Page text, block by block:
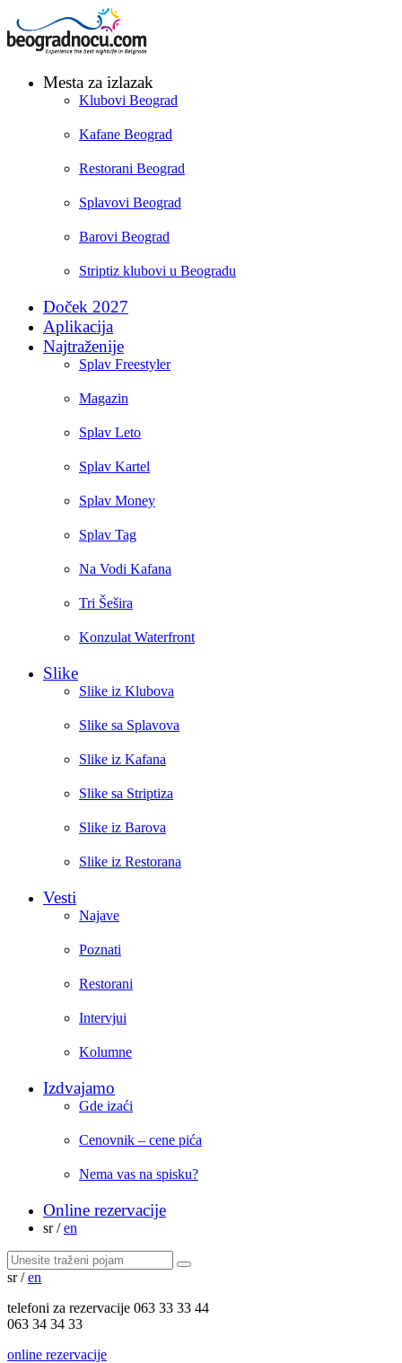
Mesta za izlazak
Klubovi Beograd
Kafane Beograd
Restorani Beograd
Splavovi Beograd
Barovi Beograd
Striptiz klubovi u Beogradu
Doček 2027
Aplikacija
Najtraženije
Splav Freestyler
Magazin
Splav Leto
Splav Kartel
Splav Money
Splav Tag
Na Vodi Kafana
Tri Šešira
Konzulat Waterfront
Slike
Slike iz Klubova
Slike sa Splavova
Slike iz Kafana
Slike sa Striptiza
Slike iz Barova
Slike iz Restorana
Vesti
Najave
Poznati
Restorani
Intervjui
Kolumne
Izdvajamo
Gde izaći
Cenovnik – cene pića
Nema vas na spisku?
Online rezervacije
sr / en
sr / en
telefoni za rezervacije 063 33 33 44
063 34 34 33
online rezervacije